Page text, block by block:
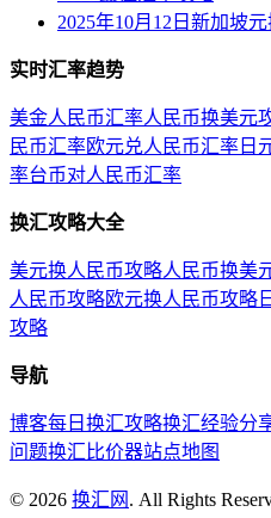
2025年10月12日新加坡
实时汇率趋势
美金人民币汇率人民币换美元
民币汇率欧元兑人民币汇率 日
率台币对人民币汇率
换汇攻略大全
美元换人民币攻略人民币换美
人民币攻略欧元换人民币攻略
攻略
导航
博客每日换汇攻略换汇经验分
问题换汇比价器站点地图
© 2026 换汇网 . All Rights